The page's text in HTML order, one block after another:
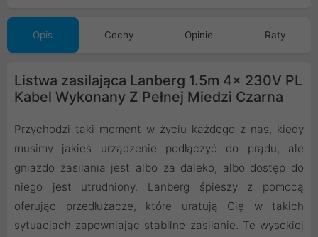
Opis Cechy Opinie Raty
Listwa zasilająca Lanberg 1.5m 4x 230V PL
Kabel Wykonany Z Pełnej Miedzi Czarna
Przychodzi taki moment w życiu każdego z nas, kiedy
musimy jakieś urządzenie podłączyć do prądu, ale
gniazdo zasilania jest albo za daleko, albo dostęp do
niego jest utrudniony. Lanberg śpieszy z pomocą
oferując przedłużacze, które uratują Cię w takich
sytuacjach zapewniając stabilne zasilanie. Te wysokiej